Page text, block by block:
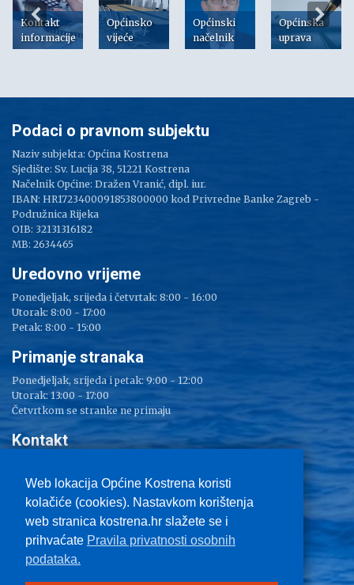
Kontakt
informacije
Općinsko
vijeće
Općinski
načelnik
Općinska
uprava
Web lokacija Općine Kostrena koristi
kolačiće (cookies). Nastavkom korištenja
web stranica kostrena.hr slažete se i
prihvaćate Pravila privatnosti osobnih
podataka.
Podaci o pravnom subjektu
Naziv subjekta: Općina Kostrena
Sjedište: Sv. Lucija 38, 51221 Kostrena
Načelnik Općine: Dražen Vranić, dipl. iur.
IBAN: HR1723400091853800000 kod Privredne Banke Zagreb -
Podružnica Rijeka
OIB: 32131316182
MB: 2634465
Uredovno vrijeme
Ponedjeljak, srijeda i četvrtak: 8:00 - 16:00
Utorak: 8:00 - 17:00
Petak: 8:00 - 15:00
Primanje stranaka
Ponedjeljak, srijeda i petak: 9:00 - 12:00
Utorak: 13:00 - 17:00
Četvrtkom se stranke ne primaju
Kontakt
Tel: 051/ 209 000
Fax: 051/ 289 400
E-mail:kostrena@kostrena.hr
Kontakt informacije
Uvjeti korištenja
Pravo na pristup informacijama
Zaštita privatnosti